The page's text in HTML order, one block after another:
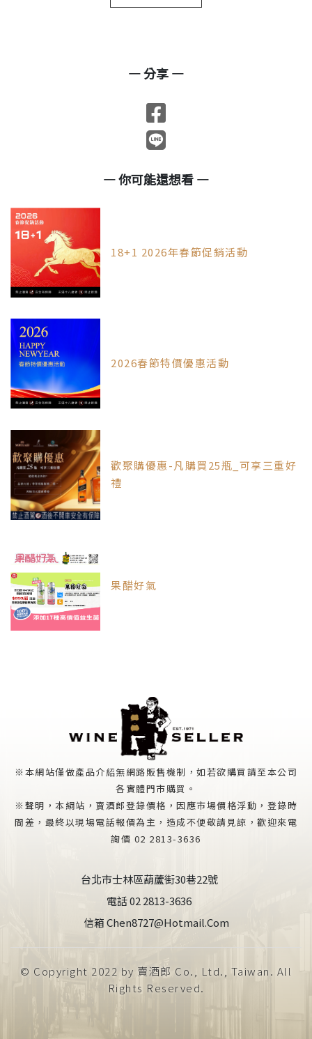
— 分享 —
— 你可能還想看 —
18+1 2026年春節促銷活動
2026春節特價優惠活動
歡聚購優惠-凡購買25瓶_可享三重好
禮
果醋好氣
※本網站僅做產品介紹無網路販售機制，如若欲購買請至本公司
各實體門市購買。
※聲明，本綱站，賣酒郎登錄價格，因應市場價格浮動，登錄時
間差，最終以現場電話報價為主，造成不便敬請見諒，歡迎來電
詢價 02 2813-3636
台北市士林區葫蘆街30巷22號
電話 02 2813-3636
信箱 Chen8727@hotmail.com
© Copyright 2022 by 賣酒郎 Co., Ltd., Taiwan. All
Rights Reserved.